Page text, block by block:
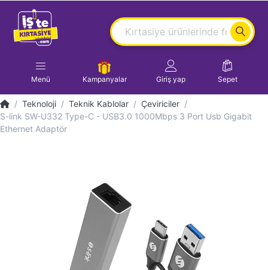
Menü Kampanyalar Giriş yap Sepet
Teknoloji Teknik Kablolar
Çeviriciler
S-link SW-U332 Type-C - USB3.0 1000Mbps 3 Port Usb Gigabit
Ethernet Adaptör